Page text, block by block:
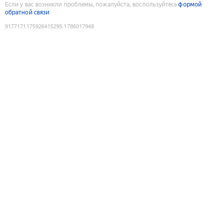
Если у вас возникли проблемы, пожалуйста, воспользуйтесьформой
обратной связи
9177171175926415295:1786017948